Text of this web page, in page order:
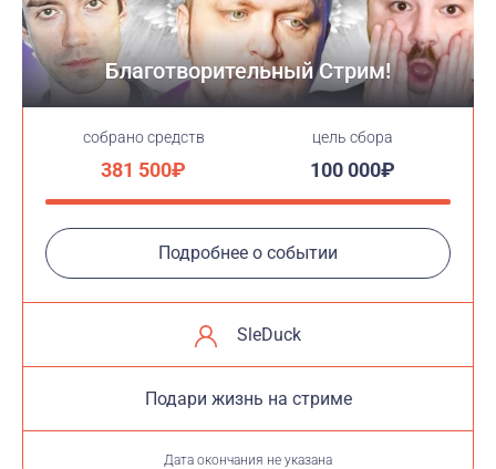
Благотворительный Стрим!
cобрано средств
381 500₽
цель сбора
100 000₽
Подробнее о событии
SleDuck
Подари жизнь на стриме
Дата окончания не указана